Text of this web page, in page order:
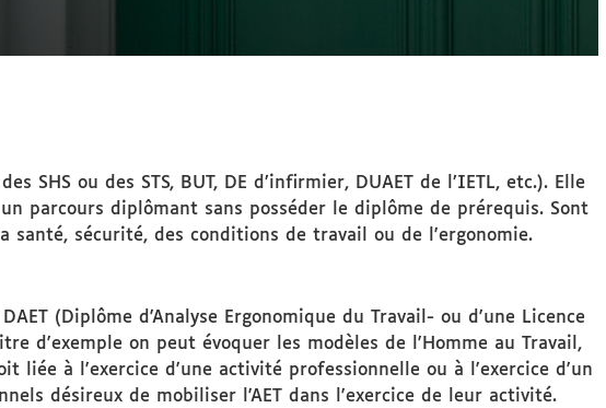
ou des STS, BUT, DE d’infirmier, DUAET de l’IETL, etc.). Elle
parcours diplômant sans posséder le diplôme de prérequis. Sont
santé, sécurité, des conditions de travail ou de l'ergonomie.
(Diplôme d'Analyse Ergonomique du Travail- ou d'une Licence
d'exemple on peut évoquer les modèles de l'Homme au Travail,
liée à l'exercice d'une activité professionnelle ou à l'exercice d'un
désireux de mobiliser l'AET dans l'exercice de leur activité.